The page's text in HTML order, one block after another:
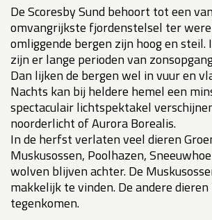
De Scoresby Sund behoort tot een
omvangrijkste fjordenstelsel ter
omliggende bergen zijn hoog en
zijn er lange perioden van
Dan lijken de bergen wel in vuur en
Nachts kan bij heldere hemel een
spectaculair lichtspektakel
noorderlicht of Aurora Borealis.
In de herfst verlaten veel dieren
Muskusossen, Poolhazen,
wolven blijven achter. De
makkelijk te vinden. De andere
tegenkomen.